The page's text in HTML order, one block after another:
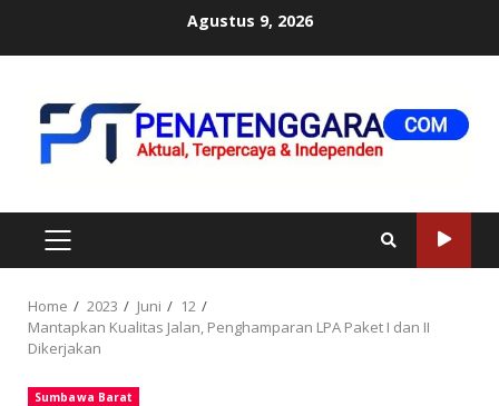
Agustus 9, 2026
PRIMARY
MENU
Home 2023 Juni
12
Mantapkan Kualitas Jalan, Penghamparan LPA Paket I dan II
Dikerjakan
Sumbawa Barat